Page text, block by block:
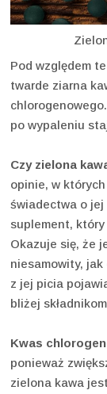
Pod względem
twarde ziarna
po wypaleniu
Czy zielona
opinie, w
świadectwa o jej
suplement,
Okazuje się, że
niesamowity,
z jej picia
bliżej
Kwas
ponieważ
zielona kawa